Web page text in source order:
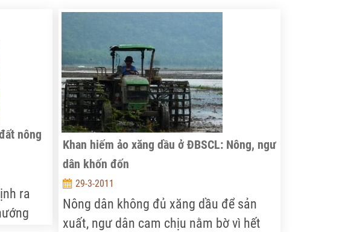
tại
thu
và
thôn.
phê duyệt. Theo đó, có những điểm mới
ổn các mặt hàng thiết yếu, đồng thời
tăng cường các điểm bán tại các khu
công nghiệp, vùng nông thôn.
nông
ra
Khan hiếm ảo xăng dầu ở ĐBSCL: Nông, ngư
dân khốn đốn
29-3-2011
Nông dân không đủ xăng dầu để sản
xuất, ngư dân cam chịu nằm bờ vì hết